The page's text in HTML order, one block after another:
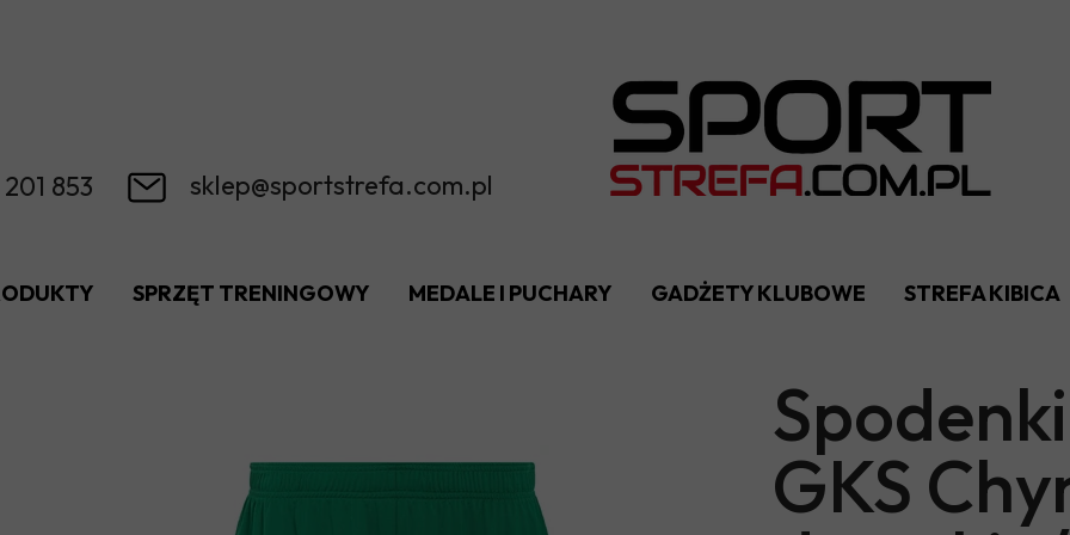
sklep@sportstrefa.com.pl
853
SPRZĘT TRENINGOWY MEDALE I PUCHARY GADŻETY KLUBOWE STREFA KIBICA
GKS